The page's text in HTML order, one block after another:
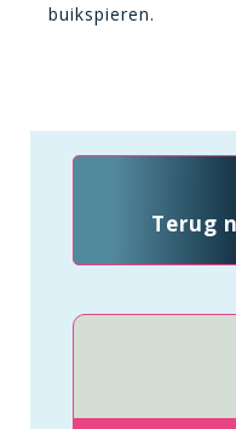
buikspieren.
Terug